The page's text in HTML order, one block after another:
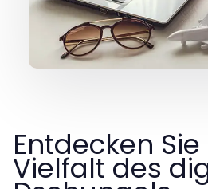
Entdecken
Vielfalt des